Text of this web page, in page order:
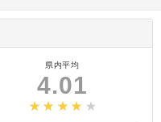
県内平均
4.01